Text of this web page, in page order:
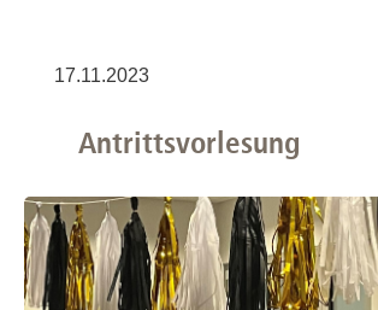
17.11.2023
Antrittsvorlesung